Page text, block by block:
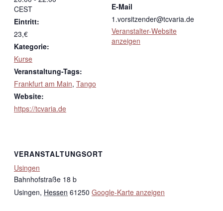
CEST
Eintritt:
23,€
Kategorie:
Kurse
Veranstaltung-Tags:
Frankfurt am Main, Tango
Website:
https://tcvaria.de
E-Mail
1.vorsitzender@tcvaria.de
Veranstalter-Website
anzeigen
VERANSTALTUNGSORT
Usingen
Bahnhofstraße 18 b
Usingen, Hessen 61250 Google-Karte anzeigen